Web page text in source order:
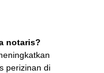
notaris?
perizinan di